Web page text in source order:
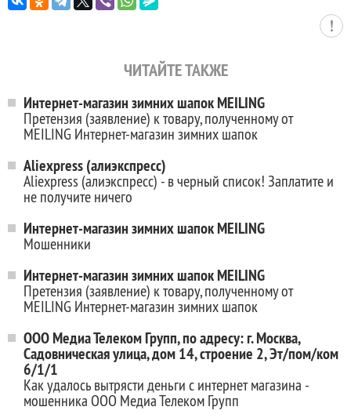
ЧИТАЙТЕ ТАКЖЕ
Интернет-магазин зимних шапок MEILING
Претензия (заявление) к товару, полученному от
MEILING Интернет-магазин зимних шапок
Aliexpress (алиэкспресс)
Aliexpress (алиэкспресс) - в черный список! Заплатите и
не получите ничего
Интернет-магазин зимних шапок MEILING
Мошенники
Интернет-магазин зимних шапок MEILING
Претензия (заявление) к товару, полученному от
MEILING Интернет-магазин зимних шапок
ООО Медиа Телеком Групп, по адресу: г. Москва,
Садовническая улица, дом 14, строение 2, Эт/пом/ком
6/1/1
Как удалось вытрясти деньги с интернет магазина -
мошенника ООО Медиа Телеком Групп